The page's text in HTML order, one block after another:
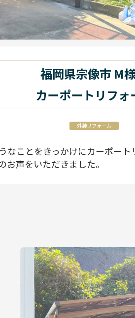
福岡県宗像市 M
カーポートリフォ
外装リフォーム
なことをきっかけにカーポー
声をいただきました。